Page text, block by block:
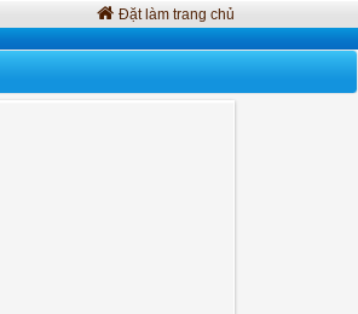
Đặt làm trang chủ